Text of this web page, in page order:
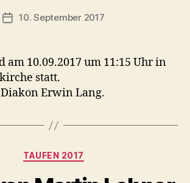
Veröffentlichungsdatum
10. September 2017
am 10.09.2017 um 11:15 Uhr in
statt.
Erwin Lang.
Kategorien
TAUFEN 2017